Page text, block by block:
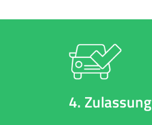
4. Zulassung